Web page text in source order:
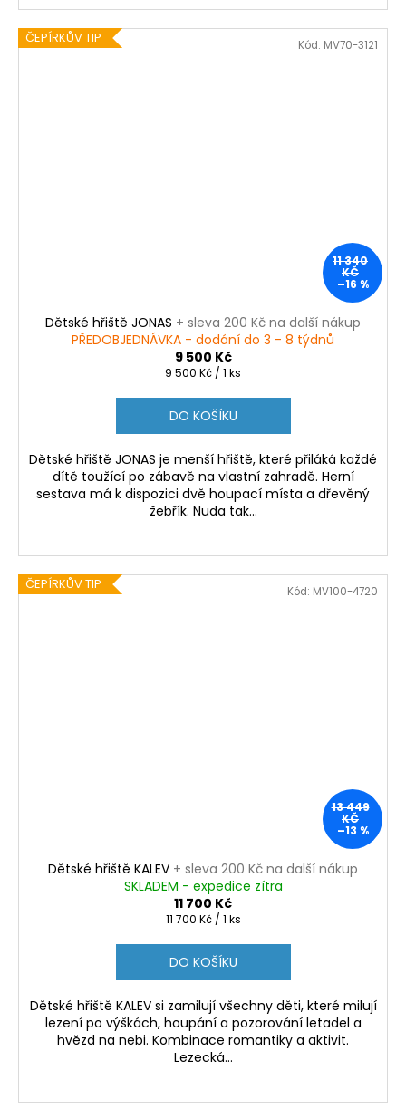
ČEPÍRKŮV TIP
11 340
KČ
–16 %
Dětské hřiště JONAS + sleva 200 Kč na další nákup
PŘEDOBJEDNÁVKA - dodání do 3 - 8 týdnů
9 500 Kč
Měrná
9 500 Kč / 1 ks
DO KOŠÍKU
Dětské hřiště JONAS je menší hřiště, které přiláká každé
dítě toužící po zábavě na vlastní zahradě. Herní
sestava má k dispozici dvě houpací místa a dřevěný
žebřík. Nuda tak...
Kód: MV70-3121
ČEPÍRKŮV TIP
13 449
KČ
–13 %
Dětské hřiště KALEV + sleva 200 Kč na další nákup
SKLADEM - expedice zítra
11 700 Kč
Měrná
11 700 Kč / 1 ks
DO KOŠÍKU
Dětské hřiště KALEV si zamilují všechny děti, které milují
lezení po výškách, houpání a pozorování letadel a
hvězd na nebi. Kombinace romantiky a aktivit.
Lezecká...
Kód: MV100-4720